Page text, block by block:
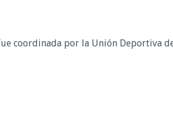
coordinada por la Unión Deportiva